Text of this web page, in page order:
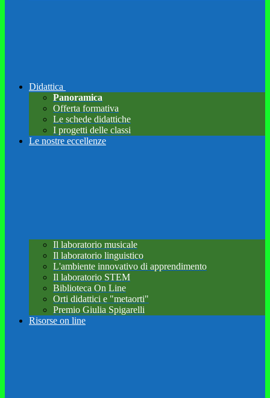
Didattica
Panoramica
Offerta formativa
Le schede didattiche
I progetti delle classi
Le nostre eccellenze
Il laboratorio musicale
Il laboratorio linguistico
L'ambiente innovativo di apprendimento
Il laboratorio STEM
Biblioteca On Line
Orti didattici e "metaorti"
Premio Giulia Spigarelli
Risorse on line